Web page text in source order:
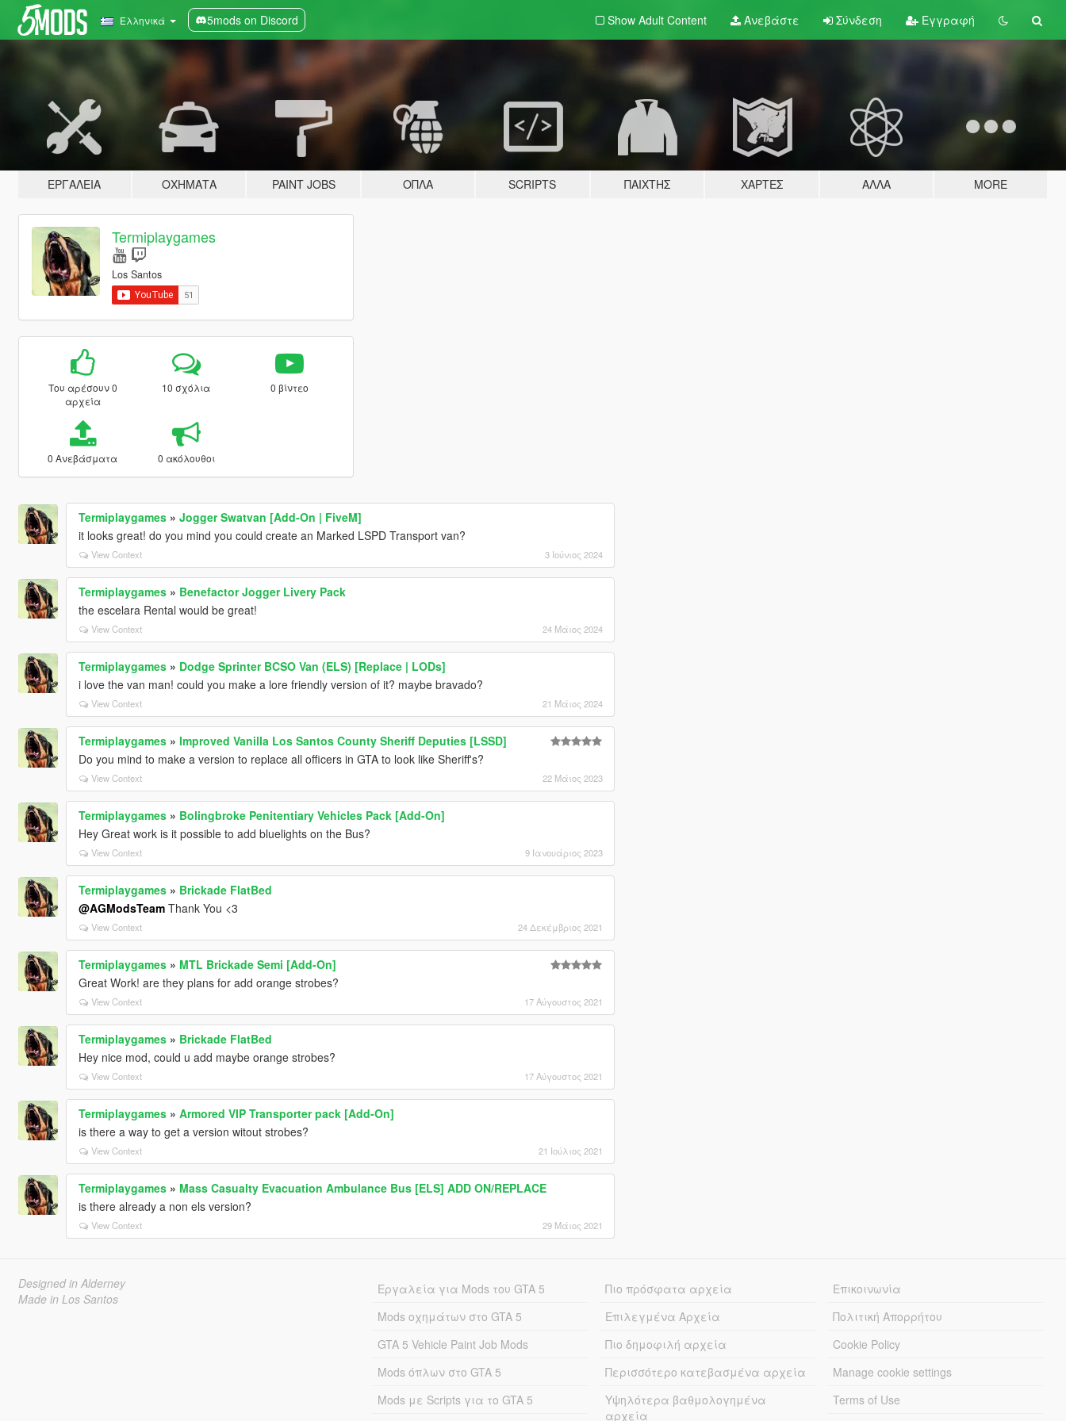
Ελληνικά 5mods on Discord Show Adult Content Ανεβάστε Σύνδεση Εγγραφή
ΕΡΓΑΛΕΊΑ ΟΧΉΜΑΤΑ PAINT JOBS ΌΠΛΑ SCRIPTS ΠΑΊΧΤΗΣ ΧΆΡΤΕΣ ΆΛΛΑ MORE
Termiplaygames
Los Santos
Του αρέσουν 0
αρχεία
10 σχόλια 0 βίντεο
0 Ανεβάσματα 0 ακόλουθοι
Termiplaygames» Jogger Swatvan [Add-On | FiveM]
it looks great! do you mind you could create an Marked LSPD Transport van?
View Context 3 Ιούνιος 2024
Termiplaygames» Benefactor Jogger Livery Pack
the escelara Rental would be great!
View Context 24 Μάιος 2024
Termiplaygames» Dodge Sprinter BCSO Van (ELS) [Replace | LODs]
i love the van man! could you make a lore friendly version of it? maybe bravado?
View Context 21 Μάιος 2024
Termiplaygames» Improved Vanilla Los Santos County Sheriff Deputies [LSSD]
Do you mind to make a version to replace all officers in GTA to look like Sheriff's?
View Context 22 Μάιος 2023
Termiplaygames» Bolingbroke Penitentiary Vehicles Pack [Add-On]
Hey Great work is it possible to add bluelights on the Bus?
View Context 9 Ιανουάριος 2023
Termiplaygames» Brickade FlatBed
@AGModsTeamThank You <3
View Context 24 Δεκέμβριος 2021
Termiplaygames» MTL Brickade Semi [Add-On]
Great Work! are they plans for add orange strobes?
View Context 17 Αύγουστος 2021
Termiplaygames» Brickade FlatBed
Hey nice mod, could u add maybe orange strobes?
View Context 17 Αύγουστος 2021
Termiplaygames» Armored VIP Transporter pack [Add-On]
is there a way to get a version witout strobes?
View Context 21 Ιούλιος 2021
Termiplaygames» Mass Casualty Evacuation Ambulance Bus [ELS] ADD ON/REPLACE
is there already a non els version?
View Context 29 Μάιος 2021
Designed in Alderney
Made in Los Santos
Εργαλεία για Mods του GTA 5
Mods οχημάτων στο GTA 5
GTA 5 Vehicle Paint Job Mods
Mods όπλων στο GTA 5
Mods με Scripts για το GTA 5
Πιο πρόσφατα αρχεία
Επιλεγμένα Αρχεία
Πιο δημοφιλή αρχεία
Περισσότερο κατεβασμένα αρχεία
Υψηλότερα βαθμολογημένα
αρχεία
Επικοινωνία
Πολιτική Απορρήτου
Cookie Policy
Manage cookie settings
Terms of Use